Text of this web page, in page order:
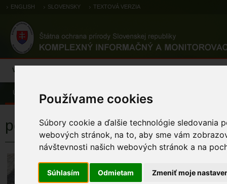
Používame cookies
Súbory cookie a ďalšie technológie sledovania
webových stránok, na to, aby sme vám
návštevnosti našich webových stránok a na
Súhlasím Odmietam Zmeniť moje
ENGLISH SLOVENSKY TEXTOVÁ VERZIA
Výsledky monitoringu
Úvod
podkovár malý
KÓD TML